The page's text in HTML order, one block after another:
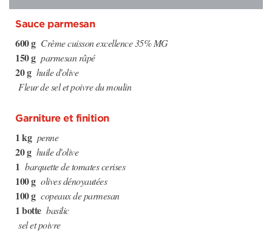
Sauce parmesan
600 g Crème cuisson excellence 35% MG
150 g parmesan râpé
20 g huile d'olive
Fleur de sel et poivre du moulin
Garniture et finition
1 kg penne
20 g huile d'olive
1 barquette de tomates cerises
100 g olives dénoyautées
100 g copeaux de parmesan
1 botte basilic
sel et poivre